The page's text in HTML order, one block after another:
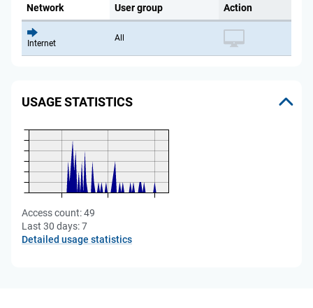
Network User group Action
Internet
All
USAGE STATISTICS
Access count:49
Last 30 days:7
Detailed usage statistics